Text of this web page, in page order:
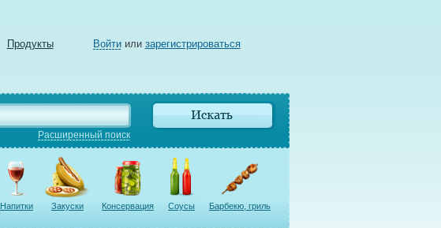
Продукты Войтиили зарегистрироваться
Расширенный поиск
Напитки Закуски Консервация Соусы Барбекю, гриль